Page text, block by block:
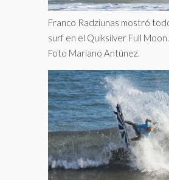
Franco Radziunas mostró
surf en el Quiksilver Full Moon.
Foto Mariano Antúnez.